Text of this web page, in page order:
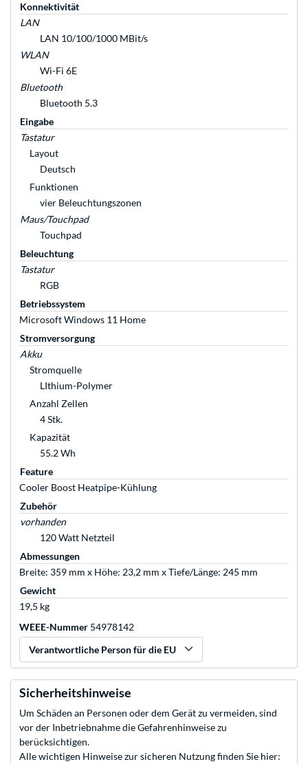
Konnektivität
LAN
LAN 10/100/1000 MBit/s
WLAN
Wi-Fi 6E
Bluetooth
Bluetooth 5.3
Eingabe
Tastatur
Layout
Deutsch
Funktionen
vier Beleuchtungszonen
Maus/Touchpad
Touchpad
Beleuchtung
Tastatur
RGB
Betriebssystem
Microsoft Windows 11 Home
Stromversorgung
Akku
Stromquelle
LIthium-Polymer
Anzahl Zellen
4 Stk.
Kapazität
55.2 Wh
Feature
Cooler Boost Heatpipe-Kühlung
Zubehör
vorhanden
120 Watt Netzteil
Abmessungen
Breite: 359 mm x Höhe: 23,2 mm x Tiefe/Länge: 245 mm
Gewicht
19,5 kg
WEEE-Nummer 54978142
Verantwortliche Person für die EU
Sicherheitshinweise
Um Schäden an Personen oder dem Gerät zu vermeiden, sind
vor der Inbetriebnahme die Gefahrenhinweise zu
berücksichtigen.
Alle wichtigen Hinweise zur sicheren Nutzung finden Sie hier: